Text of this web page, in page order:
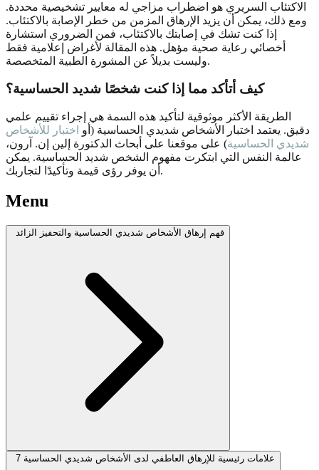
الاكتئاب السريري هو اضطراب مزاجي له معايير تشخيصية محددة.
ومع ذلك، يمكن أن يزيد الإرهاق المزمن من خطر الإصابة بالاكتئاب.
إذا كنت تشك في إصابتك بالاكتئاب، فمن الضروري استشارة
أخصائي رعاية صحية مؤهل. هذه المقالة لأغراض إعلامية فقط
وليست بديلاً عن المشورة الطبية المتخصصة.
كيف أتأكد مما إذا كنت شخصًا شديد الحساسية؟
الطريقة الأكثر موثوقية لتأكيد هذه السمة هي إجراء تقييم علمي
دقيق. يعتمد اختبار الأشخاص شديدي الحساسية (أو اختبار للأشخاص
شديدي الحساسية) على موقعنا على أبحاث الدكتورة إلين إن. آرون،
عالمة النفس التي ابتكرت مفهوم الشخص شديد الحساسية. يمكن
أن يوفر رؤى قيمة وتأكيدًا لتجاربك.
Menu
فهم إرهاق الأشخاص شديدي الحساسية والتحفيز الزائد
7 علامات رئيسية للإرهاق العاطفي لدى الأشخاص شديدي الحساسية